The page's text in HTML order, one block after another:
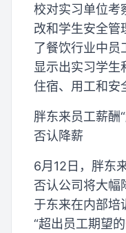
校对实习单位考
改和学生安全管
了餐饮行业中员
显示出实习学生
住宿、用工和安
胖东来员工薪酬
否认降薪
6月12日，胖东
否认公司将大幅
于东来在内部培
“超出员工期望